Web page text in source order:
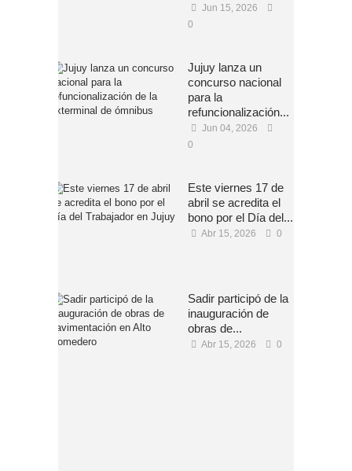
Jun 15, 2026
0
Jujuy lanza un
concurso nacional
para la
refuncionalización...
Jun 04, 2026
0
Este viernes 17 de
abril se acredita el
bono por el Día del...
Abr 15, 2026 0
Sadir participó de la
inauguración de
obras de...
Abr 15, 2026 0